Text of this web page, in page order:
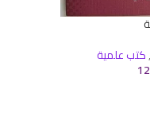
,كتب علمية